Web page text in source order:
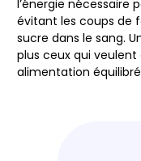
l’énergie nécessaire
évitant les coups de
sucre dans le sang.
plus ceux qui veulent
alimentation